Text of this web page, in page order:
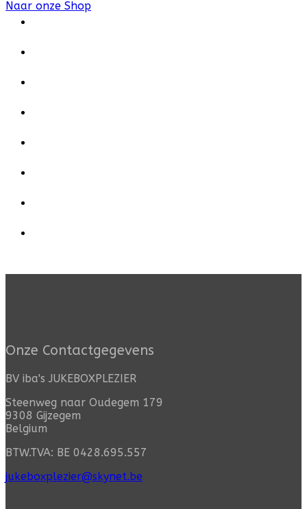
Naar onze Shop
Onze Contactgegevens
BV iba's JUKEBOXPLEZIER
Steenweg naar Oudegem 179
9308 Gijzegem
Belgium
BTW.TVA: BE 0428.695.557
jukeboxplezier@skynet.be